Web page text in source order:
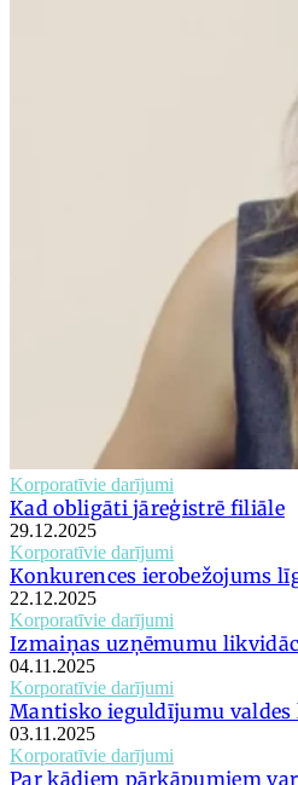
Korporatīvie darījumi
Kad obligāti jāreģistrē filiāle
29.12.2025
Korporatīvie darījumi
Konkurences ierobežojums
22.12.2025
Korporatīvie darījumi
Izmaiņas uzņēmumu
04.11.2025
Korporatīvie darījumi
Mantisko ieguldījumu valdes
03.11.2025
Korporatīvie darījumi
Par kādiem pārkāpumiem